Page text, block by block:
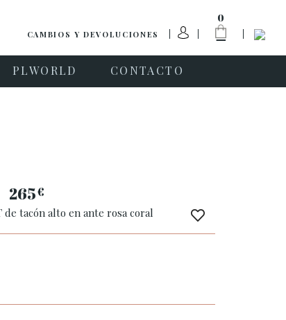
CAMBIOS Y DEVOLUCIONES
0
PLWORLD CONTACTO
265€
de tacón alto en ante rosa coral